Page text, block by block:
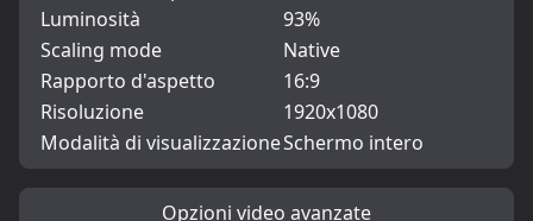
Luminosità
93%
Scaling mode
Native
Rapporto d'aspetto
16:9
Risoluzione
1920x1080
Modalità di visualizzazioneSchermo intero
Opzioni video avanzate